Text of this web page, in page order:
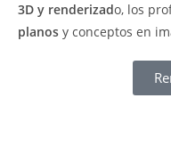
3D y renderizado, los
planos y conceptos en